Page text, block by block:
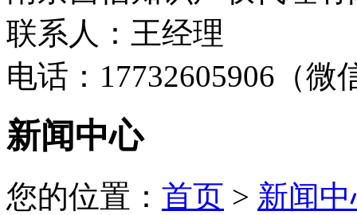
联系人：王经理
电话：17732605906（微
新闻中心
您的位置： 首页 > 新闻